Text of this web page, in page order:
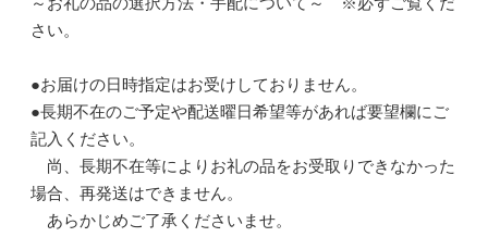
さい。
●お届けの日時指定はお受けしておりません。
●長期不在のご予定や配送曜日希望等があれば要望欄にご
記入ください。
尚、長期不在等によりお礼の品をお受取りできなかった
場合、再発送はできません。
あらかじめご了承くださいませ。